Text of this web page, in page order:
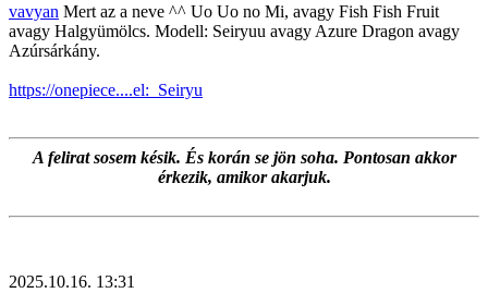
vavyan Mert az a neve ^^ Uo Uo no Mi, avagy Fish Fish Fruit
avagy Halgyümölcs. Modell: Seiryuu avagy Azure Dragon avagy
Azúrsárkány.
https://onepiece....el:_Seiryu
A felirat sosem késik. És korán se jön soha. Pontosan akkor
érkezik, amikor akarjuk.
2025.10.16. 13:31